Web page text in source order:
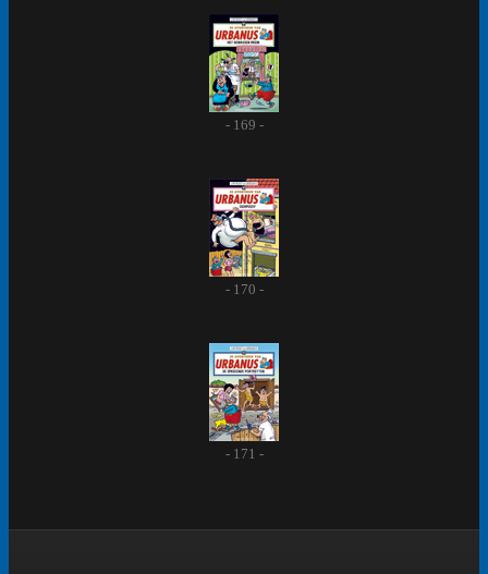
- 169 -
- 170 -
- 171 -